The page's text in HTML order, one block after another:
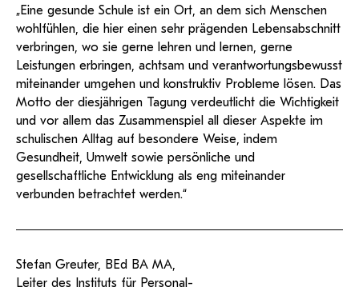
„Eine gesunde Schule ist ein Ort, an dem sich Menschen
wohlfühlen, die hier einen sehr prägenden Lebensabschnitt
verbringen, wo sie gerne lehren und lernen, gerne
Leistungen erbringen, achtsam und verantwortungsbewusst
miteinander umgehen und konstruktiv Probleme lösen. Das
Motto der diesjährigen Tagung verdeutlicht die Wichtigkeit
und vor allem das Zusammenspiel all dieser Aspekte im
schulischen Alltag auf besondere Weise, indem
Gesundheit, Umwelt sowie persönliche und
gesellschaftliche Entwicklung als eng miteinander
verbunden betrachtet werden.“
Stefan Greuter, BEd BA MA,
Leiter des Instituts für Personal-